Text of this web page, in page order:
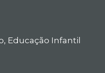
Educação Infantil